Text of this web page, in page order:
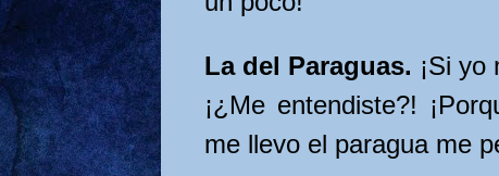
La del Paraguas. ¡Si yo
¡¿Me entendiste?!
me llevo el paragua me